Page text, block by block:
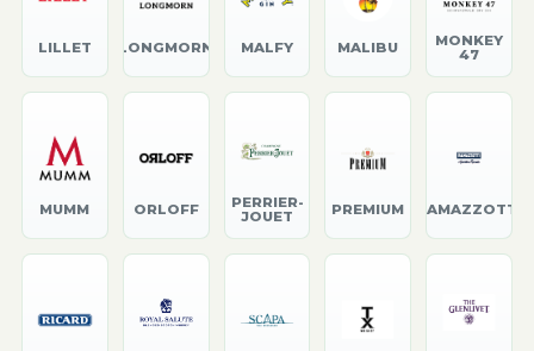
LILLET LONGMORN MALFY MALIBU
MONKEY
47
MUMM ORLOFF
PERRIER-
JOUET
PREMIUM RAMAZZOTTI